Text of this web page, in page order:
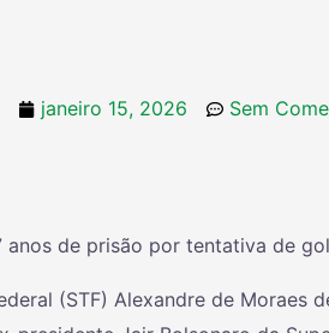
janeiro 15, 2026 Sem
de prisão por tentativa de
(STF) Alexandre de Moraes